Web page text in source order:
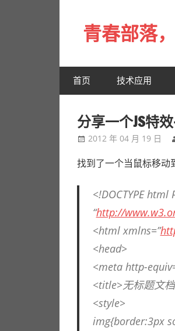
content青春部落
春
是
一
场
远
行，
总
路。
首页 技术应用
分享一个JS特
2012 年 04 月 19 日
找到了一个当鼠标移动
<!DOCTYPE html
“http://
<html xmlns=”
<head>
<meta http-
<title>无标题文
<style>
img{border:3px